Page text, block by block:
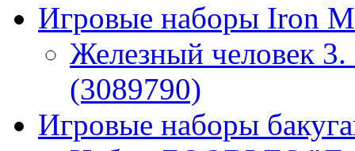
Игровые наборы Iron
Железный человек
(3089790)
Игровые наборы